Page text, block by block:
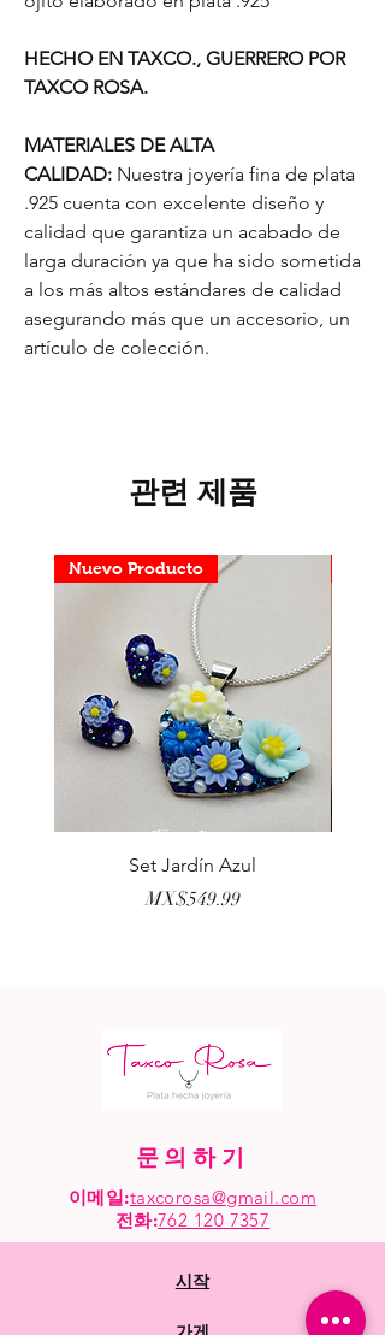
HECHO EN TAXCO., GUERRERO POR
TAXCO ROSA.
MATERIALES DE ALTA
CALIDAD: Nuestra joyería fina de plata
.925 cuenta con excelente diseño y
calidad que garantiza un acabado de
larga duración ya que ha sido sometida
a los más altos estándares de calidad
asegurando más que un accesorio, un
artículo de colección.
관련 제품
Nuevo Producto
Set Jardín Azul
가격
MX$549.99
문의하기
이메일:taxcorosa@gmail.com
전화:762 120 7357
시작